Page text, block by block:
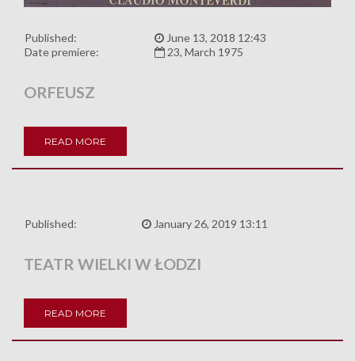
Published:
June 13, 2018 12:43
Date premiere:
23, March 1975
ORFEUSZ
READ MORE
Published: January 26, 2019 13:11
TEATR WIELKI W ŁODZI
READ MORE